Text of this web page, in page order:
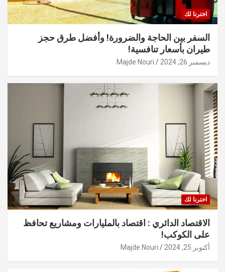
اخترنا لك
السفر بين الحاجة والضرورة! وأفضل طرق حجز
طيران بأسعار تنافسية!
ديسمبر 26, 2024 Majde Nouri
اخترنا لك
الاقتصاد الدائري : اقتصاد بالمليارات ومشاريع تحافظ
على الكوكب!
أكتوبر 25, 2024 Majde Nouri